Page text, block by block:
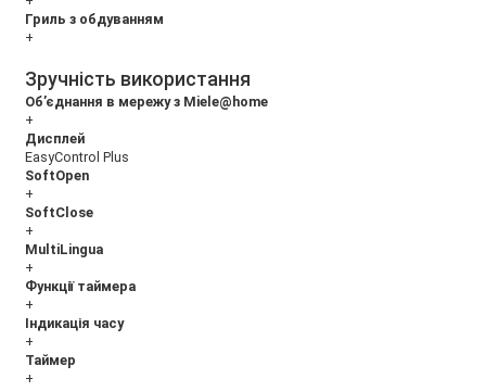
Гриль з обдуванням
+
Зручність використання
Об’єднання в мережу з Miele@home
+
Дисплей
EasyControl Plus
SoftOpen
+
SoftClose
+
MultiLingua
+
Функції таймера
+
Індикація часу
+
Таймер
+